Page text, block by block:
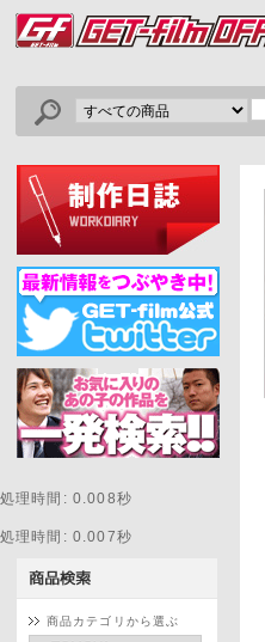
処理時間: 0.008秒
処理時間: 0.007秒
商品カテゴリから選ぶ